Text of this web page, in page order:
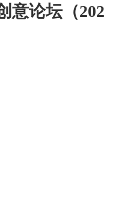
意论坛（202